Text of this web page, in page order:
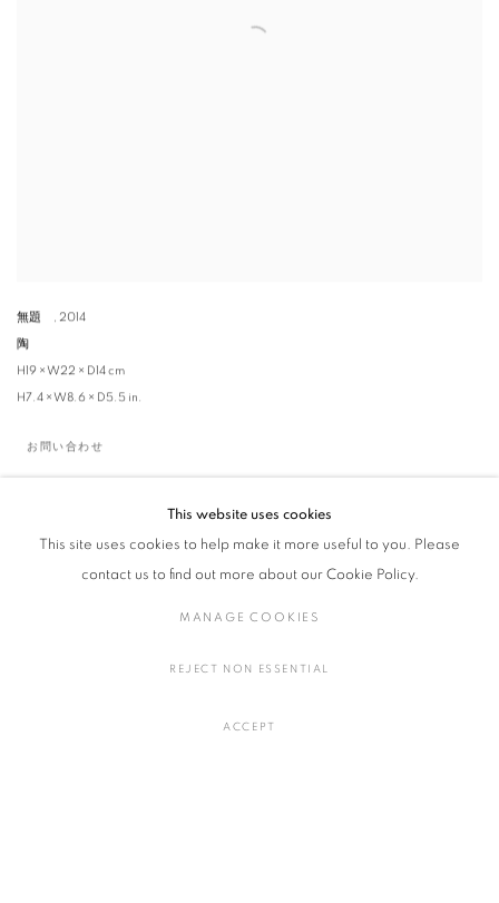
無題 , 2014
陶
H19 × W22 × D14 cm
H7.4 × W8.6 × D5.5 in.
お問い合わせ
This website uses cookies
This site uses cookies to help make it more useful to you. Please
contact us to find out more about our Cookie Policy.
MANAGE COOKIES
REJECT NON ESSENTIAL
ACCEPT